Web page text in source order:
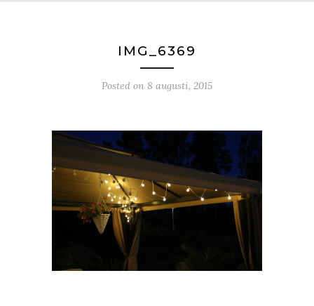
IMG_6369
Posted on 8 augusti, 2015